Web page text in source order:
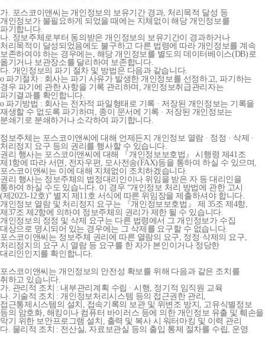
가. 포스코이앤씨는 개인정보의 보유기간 경과, 처리목적 달성 등
개인정보가 불필요하게 되었을 때에는 지체없이 해당 개인정보를
파기합니다.
나. 정보주체로부터 동의받은 개인정보의 보유기간이 경과하거나
처리목적이 달성되었음에도 불구하고 다른 법령에 따라 개인정보를 계속
보존하여야 하는 경우에는, 해당 개인정보를 별도의 데이터베이스(DB)로
옮기거나 보관장소를 달리하여 보존합니다.
다. 개인정보의 파기 절차 및 방법은 다음과 같습니다.
o 파기절차 : 회사는 파기 사유가 발생한 개인정보를 선정하고, 파기하는
경우 파기에 관한 사항을 기록 관리하며, 개인정보취급관리자는
파기결과를 확인합니다.
o 파기방법 : 회사는 전자적 파일형태로 기록 · 저장된 개인정보는 기록을
재생할 수 없도록 파기하며, 종이 문서에 기록 · 저장된 개인정보는
분쇄기로 분쇄하거나 소각하여 파기합니다.
정보주체는 포스코이앤씨에 대해 언제든지 개인정보 열람 · 정정 · 삭제 ·
처리정지 요구 등의 권리를 행사할 수 있습니다.
권리 행사는 포스코이앤씨에 대해 『개인정보보호법』 시행령 제41조
제1항에 따라 서면, 전자우편, 모사전송(FAX)등을 통하여 하실 수 있으며,
포스코이앤씨는 이에 대해 지체없이 조치하겠습니다.
권리 행사는 정보주체의 법정대리인이나 위임을 받은 자 등 대리인을
통하여 하실 수도 있습니다. 이 경우 “개인정보 처리 방법에 관한 고시
(제2023-12호)” 별지 제11호 서식에 따른 위임장을 제출하셔야 합니다.
개인정보 열람 및 처리정지 요구는 『개인정보보호법』 제 35조 제4항,
제37조 제2항에 의하여 정보주체의 권리가 제한 될 수 있습니다.
개인정보의 정정 및 삭제 요구는 다른 법령에서 그 개인정보가 수집
대상으로 명시되어 있는 경우에는 그 삭제를 요구할 수 없습니다.
포스코이앤씨는 정보주체 권리에 따른 열람의 요구, 정정·삭제의 요구,
처리정지의 요구 시 열람 등 요구를 한 자가 본인이거나 정당한
대리인인지를 확인합니다.
포스코이앤씨는 개인정보의 안전성 확보를 위해 다음과 같은 조치를
취하고 있습니다.
가. 관리적 조치 : 내부관리계획 수립 · 시행, 정기적 임직원 교육
나. 기술적 조치 : 개인정보처리시스템 등의 접근권한 관리,
접근통제시스템의 설치, 접속기록의 보관 및 위변조 방지, 고유식별정보
등의 암호화, 해킹이나 컴퓨터 바이러스 등에 의한 개인정보 유출 및 훼손을
막기 위한 보안프로그램 설치, 출력 및 복사 시 워터마킹 및 이력 관리
다. 물리적 조치 : 전산실, 자료보관실 등의 출입 통제 절차를 수립, 운영